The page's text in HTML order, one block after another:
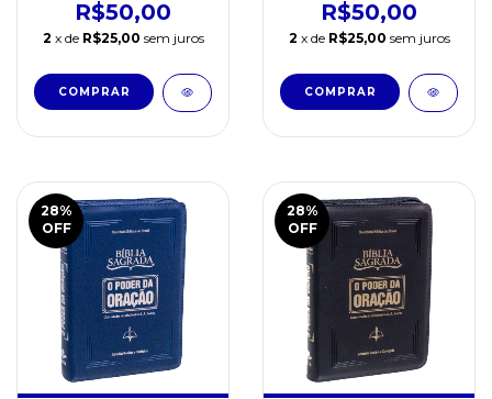
R$50,00
2 x de R$25,00 sem juros
R$50,00
2 x de R$25,00 sem juros
28%
OFF
28%
OFF